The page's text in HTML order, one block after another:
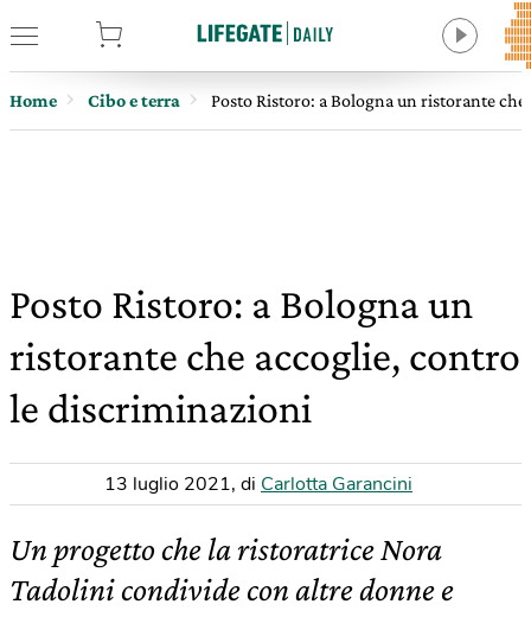
Home Cibo e terra Posto Ristoro: a Bologna un ristorante
Posto Ristoro: a Bologna un
ristorante che accoglie, contro
le discriminazioni
13 luglio 2021, di Carlotta Garancini
Un progetto che la ristoratrice Nora
Tadolini condivide con altre donne e